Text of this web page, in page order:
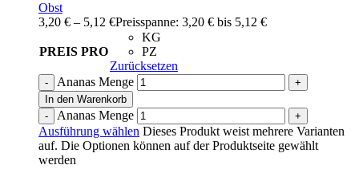
Obst
3,20 € – 5,12 €Preisspanne: 3,20 € bis 5,12 €
PREIS PRO
KG
PZ
Zurücksetzen
Ananas Menge
In den Warenkorb
Ananas Menge
Ausführung wählen Dieses Produkt weist mehrere Varianten
auf. Die Optionen können auf der Produktseite gewählt
werden